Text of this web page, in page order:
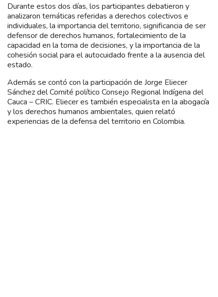
Durante estos dos días, los participantes debatieron y
analizaron temáticas referidas a derechos colectivos e
individuales, la importancia del territorio, significancia de ser
defensor de derechos humanos, fortalecimiento de la
capacidad en la toma de decisiones, y la importancia de la
cohesión social para el autocuidado frente a la ausencia del
estado.
Además se contó con la participación de Jorge Eliecer
Sánchez del Comité político Consejo Regional Indígena del
Cauca – CRIC. Eliecer es también especialista en la abogacía
y los derechos humanos ambientales, quien relató
experiencias de la defensa del territorio en Colombia.